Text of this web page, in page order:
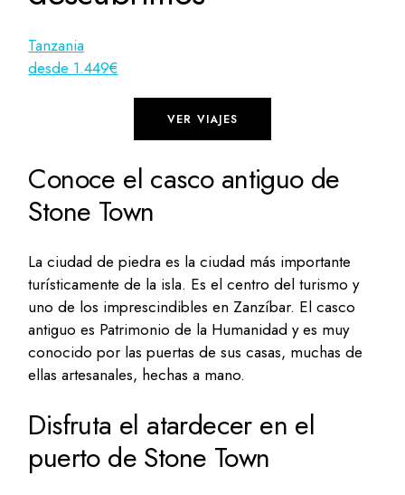
Tanzania
desde 1.449€
VER VIAJES
Conoce el casco antiguo de
Stone Town
La ciudad de piedra es la ciudad más importante
turísticamente de la isla. Es el centro del turismo y
uno de los imprescindibles en Zanzíbar. El casco
antiguo es Patrimonio de la Humanidad y es muy
conocido por las puertas de sus casas, muchas de
ellas artesanales, hechas a mano.
Disfruta el atardecer en el
puerto de Stone Town